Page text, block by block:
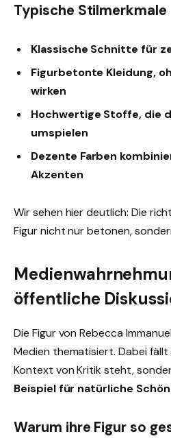
Typische Stilmerkmale
Klassische Schnitte für
Figurbetonte Kleidung,
wirken
Hochwertige Stoffe, die
umspielen
Dezente Farben
Akzenten
Wir sehen hier deutlich: Die
Figur nicht nur betonen,
öffentliche
Die Figur von Rebecca
Medien thematisiert. Dabei fällt
Kontext von Kritik steht,
Beispiel für natürliche
Warum ihre Figur so